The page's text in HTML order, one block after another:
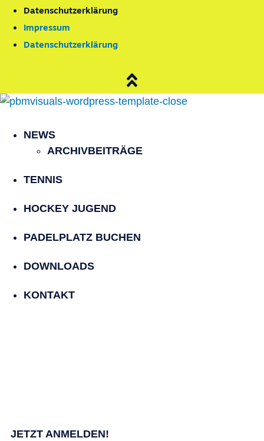
Datenschutzerklärung
Impressum
Datenschutzerklärung
NEWS
ARCHIVBEITRÄGE
TENNIS
HOCKEY JUGEND
PADELPLATZ BUCHEN
DOWNLOADS
KONTAKT
JETZT ANMELDEN!